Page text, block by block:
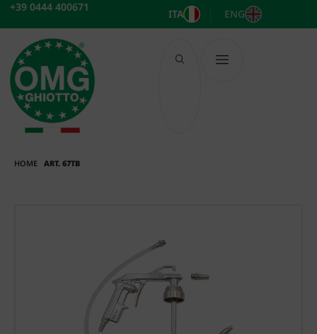
Vai
contenuto
+39 0444 400671
ITA ENG
HOME ART. 67TB